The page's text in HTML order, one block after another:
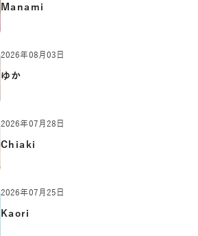
Manami
2026年08月03日
ゆか
2026年07月28日
Chiaki
2026年07月25日
Kaori